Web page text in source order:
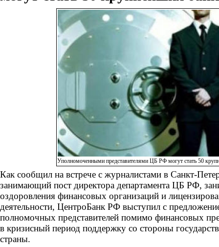
Уполномоченными представителями ЦБ РФ могут стать 50
Как сообщил на встрече с журналистами в Санкт-
занимающий пост директора департамента ЦБ РФ,
оздоровления финансовых организаций и
деятельности, ЦентроБанк РФ выступил с
полномочных представителей помимо финансовых
в кризисный период поддержку со стороны
страны.